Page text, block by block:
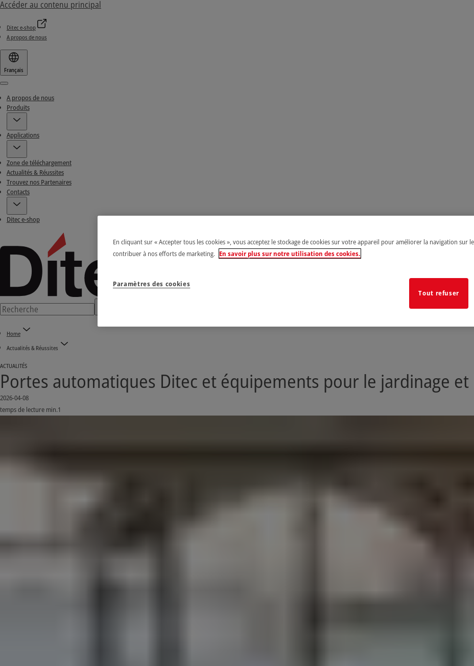
Accéder au contenu principal
Ditec e-shop
A propos de nous
Français
Menu
A propos de nous
Produits
Applications
Zone de téléchargement
Actualités & Réussites
Trouvez nos Partenaires
Contacts
Ditec e-shop
Home
Actualités & Réussites
ACTUALITÉS
Portes automatiques Ditec et équipements pour le jardinage et
2026-04-08
temps de lecture min.1
En cliquant sur « Accepter tous les cookies », vous acceptez le stockage de cookies sur votre appareil pour améliorer la navigation sur
contribuer à nos efforts de marketing. En savoir plus sur notre utilisation des cookies.
Tout refuser
Paramètres des cookies